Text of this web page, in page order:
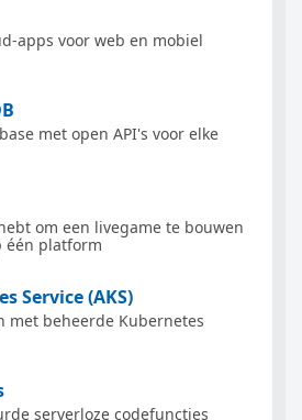
apps voor web en mobiel
met open API's voor elke
om een livegame te bouwen
één platform
Service (AKS)
met beheerde Kubernetes
serverloze codefuncties